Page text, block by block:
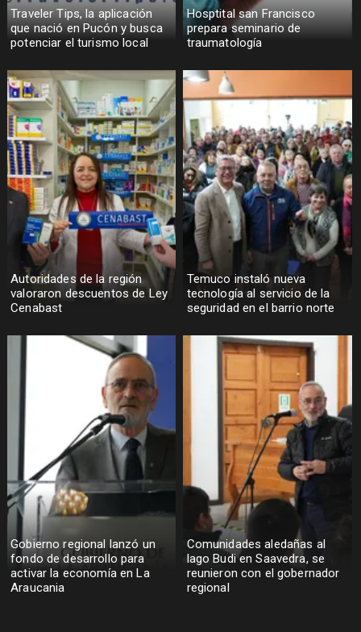
Traveler Tips, la aplicación
que nació en Pucón y busca
potenciar el turismo local
Hosptital san Francisco
prepara seminario de
traumatología
Autoridades de la región
valoraron descuentos de Ley
Cenabast
Temuco instaló nueva
tecnología al servicio de la
seguridad en el barrio norte
Gobierno regional lanzó un
fondo de desarrollo para
activar la economía en La
Araucania
Comunidades aledañas al
lago Budi en Saavedra, se
reunieron con el gobernador
regional